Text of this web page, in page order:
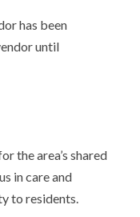
has been
until
the area’s shared
in care and
to residents.